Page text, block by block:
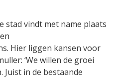
stad vindt met name plaats
Hier liggen kansen voor
‘We willen de groei
in de bestaande